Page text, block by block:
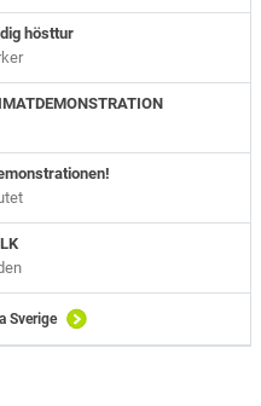
hösttur
Sverige